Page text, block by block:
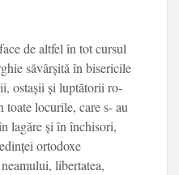
de altfel în tot cursul
săvârșită în bisericile
ostașii și luptătorii ro­
locurile, care s- au
lagăre și în închi­sori,
ortodo­xe
liberta­tea,